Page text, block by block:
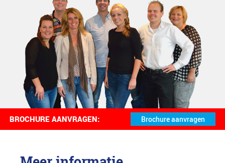
BROCHURE AANVRAGEN: